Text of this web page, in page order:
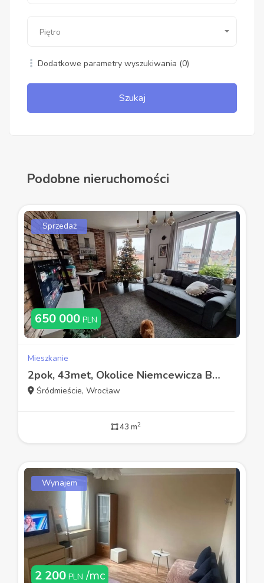
Piętro
Dodatkowe parametry wyszukiwania (0)
Szukaj
Podobne nieruchomości
Sprzedaż
650 000 PLN
Mieszkanie
2pok, 43met, Okolice Niemcewicza BALKON/WINDA/2016 (Wrocław)
Śródmieście, Wrocław
43 m2
Wynajem
2 200 PLN /mc